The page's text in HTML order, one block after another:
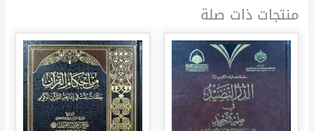
منتجات ذات صلة